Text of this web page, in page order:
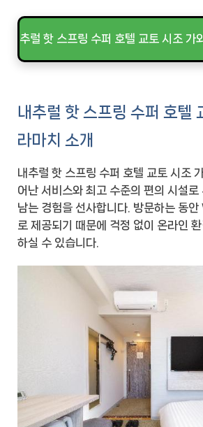
내추럴 핫 스프링 수퍼 호텔 교토 시조
내추럴 핫 스프링 수퍼 호텔
라마치 소개
내추럴 핫 스프링 수퍼 호텔 교토 시조
어난 서비스와 최고 수준의 편의 시설로
남는 경험을 선사합니다. 방문하는 동
로 제공되기 때문에 걱정 없이 온라인
하실 수 있습니다.